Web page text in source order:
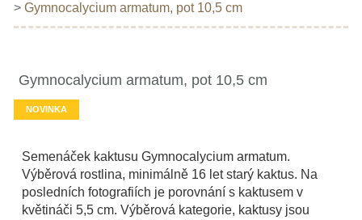
> Gymnocalycium armatum, pot 10,5 cm
Gymnocalycium armatum, pot 10,5 cm
NOVINKA
Semenáček kaktusu Gymnocalycium armatum.
Výběrová rostlina, minimálně 16 let starý kaktus. Na
posledních fotografiích je porovnání s kaktusem v
květináči 5,5 cm. Výběrová kategorie, kaktusy jsou